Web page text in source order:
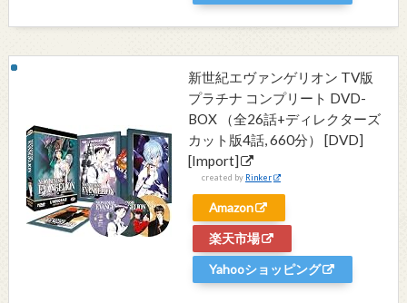
新世紀エヴァンゲリオン TV版
プラチナ コンプリート DVD-
BOX （全26話+ディレクターズ
カット版4話, 660分） [DVD]
[Import]
created by Rinker
Amazon
楽天市場
Yahooショッピング